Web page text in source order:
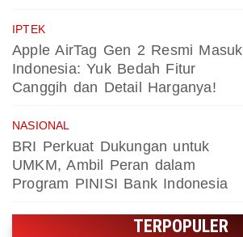
IPTEK
Apple AirTag Gen 2 Resmi Masuk
Indonesia: Yuk Bedah Fitur
Canggih dan Detail Harganya!
NASIONAL
BRI Perkuat Dukungan untuk
UMKM, Ambil Peran dalam
Program PINISI Bank Indonesia
TERPOPULER